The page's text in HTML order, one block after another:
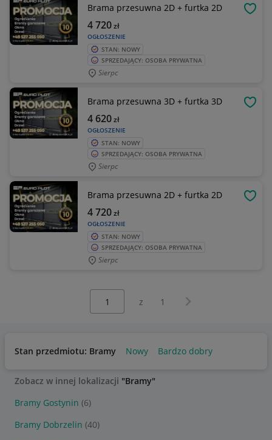
Brama przesuwna 2D + furtka 2D
OGŁOSZENIE
4 720zł
STAN: NOWY
SPRZEDAJĄCY: OSOBA PRYWATNA
Sierpc
Brama przesuwna 3D + furtka 3D
OGŁOSZENIE
4 620zł
STAN: NOWY
SPRZEDAJĄCY: OSOBA PRYWATNA
Sierpc
Brama przesuwna 2D + furtka 2D
OGŁOSZENIE
4 720zł
STAN: NOWY
SPRZEDAJĄCY: OSOBA PRYWATNA
Sierpc
z 1 Następna strona
Stan przedmiotu: Bramy Nowy Bardzo dobry
Zobacz w innej lokalizacji "Bramy"
Bramy Gostynin (6)
Bramy Dobrzelin (40)